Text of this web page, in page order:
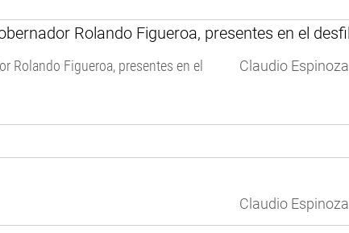
Rolando Figueroa, presentes en el
Claudio Espinoza
Claudio Espinoza